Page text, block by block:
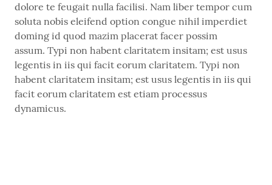
dolore te feugait nulla facilisi. Nam liber tempor cum
soluta nobis eleifend option congue nihil imperdiet
doming id quod mazim placerat facer possim
assum. Typi non habent claritatem insitam; est usus
legentis in iis qui facit eorum claritatem. Typi non
habent claritatem insitam; est usus legentis in iis qui
facit eorum claritatem est etiam processus
dynamicus.